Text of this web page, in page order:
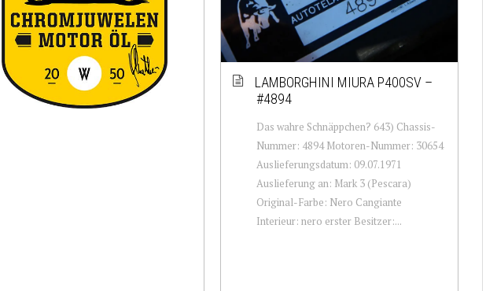
LAMBORGHINI MIURA P400SV –
#4894
Das wahre Schnäppchen? 643) Chassis-
Nummer: 4894 Motoren-Nummer: 30654
Auslieferungsdatum: 09.07.1971
Auslieferung an: Mark 3 (Pescara)
Original-Farbe: Nero Cangiante
Interieur: nero erster Besitzer:...